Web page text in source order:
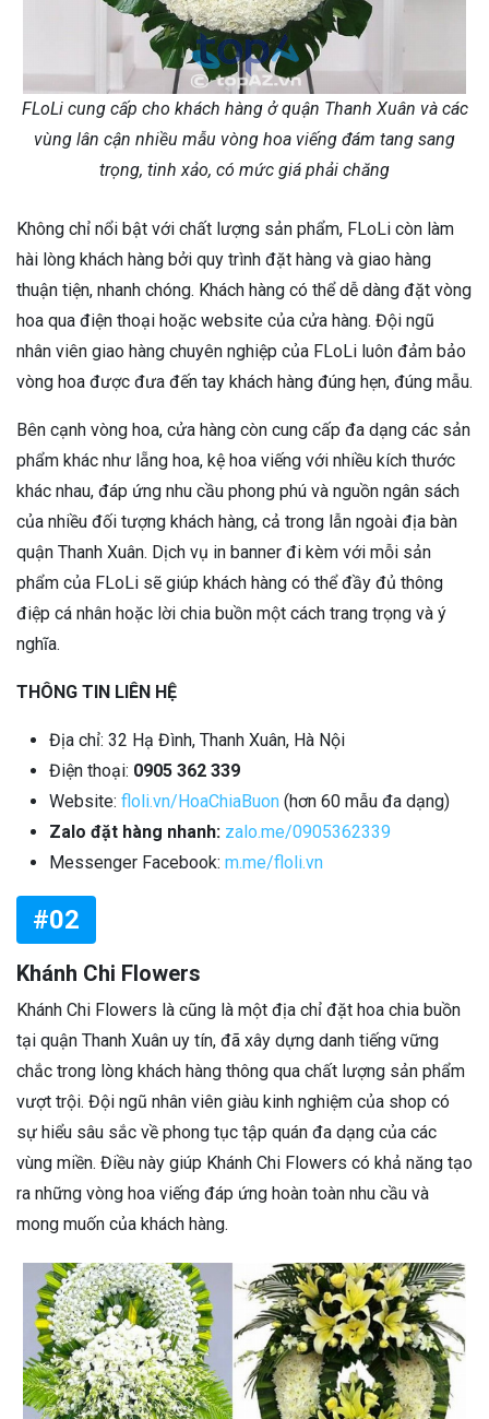
FLoLi cung cấp cho khách hàng ở quận Thanh Xuân và các
vùng lân cận nhiều mẫu vòng hoa viếng đám tang sang
trọng, tinh xảo, có mức giá phải chăng
Không chỉ nổi bật với chất lượng sản phẩm, FLoLi còn làm
hài lòng khách hàng bởi quy trình đặt hàng và giao hàng
thuận tiện, nhanh chóng. Khách hàng có thể dễ dàng đặt vòng
hoa qua điện thoại hoặc website của cửa hàng. Đội ngũ
nhân viên giao hàng chuyên nghiệp của FLoLi luôn đảm bảo
vòng hoa được đưa đến tay khách hàng đúng hẹn, đúng mẫu.
Bên cạnh vòng hoa, cửa hàng còn cung cấp đa dạng các sản
phẩm khác như lẵng hoa, kệ hoa viếng với nhiều kích thước
khác nhau, đáp ứng nhu cầu phong phú và nguồn ngân sách
của nhiều đối tượng khách hàng, cả trong lẫn ngoài địa bàn
quận Thanh Xuân. Dịch vụ in banner đi kèm với mỗi sản
phẩm của FLoLi sẽ giúp khách hàng có thể đầy đủ thông
điệp cá nhân hoặc lời chia buồn một cách trang trọng và ý
nghĩa.
THÔNG TIN LIÊN HỆ
Địa chỉ: 32 Hạ Đình, Thanh Xuân, Hà Nội
Điện thoại: 0905 362 339
Website: floli.vn/HoaChiaBuon (hơn 60 mẫu đa dạng)
Zalo đặt hàng nhanh: zalo.me/0905362339
Messenger Facebook: m.me/floli.vn
#02
Khánh Chi Flowers
Khánh Chi Flowers là cũng là một địa chỉ đặt hoa chia buồn
tại quận Thanh Xuân uy tín, đã xây dựng danh tiếng vững
chắc trong lòng khách hàng thông qua chất lượng sản phẩm
vượt trội. Đội ngũ nhân viên giàu kinh nghiệm của shop có
sự hiểu sâu sắc về phong tục tập quán đa dạng của các
vùng miền. Điều này giúp Khánh Chi Flowers có khả năng tạo
ra những vòng hoa viếng đáp ứng hoàn toàn nhu cầu và
mong muốn của khách hàng.